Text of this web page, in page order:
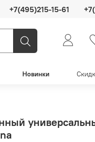
+7(495)215-15-61
Новинки